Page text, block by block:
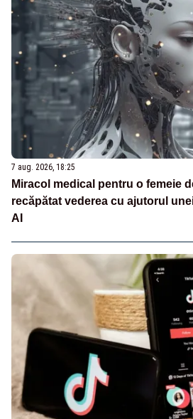
7 aug. 2026, 18:25
Miracol medical pentru o femeie
recăpătat vederea cu ajutorul
AI